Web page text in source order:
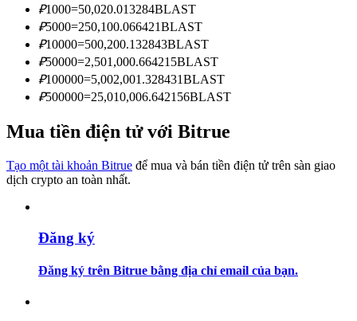
Phân tích dữ liệu lớn bao gồm thông tin giao dịch, v.v.
Hướng dẫn
₽1000=50,020.013284BLAST
₽5000=250,100.066421BLAST
₽10000=500,200.132843BLAST
₽50000=2,501,000.664215BLAST
₽100000=5,002,001.328431BLAST
₽500000=25,010,006.642156BLAST
Mua tiền điện tử với Bitrue
Tạo một tài khoản Bitrue để mua và bán tiền điện tử trên sàn giao
dịch crypto an toàn nhất.
Đăng ký
Đăng ký trên Bitrue bằng địa chỉ email của bạn.